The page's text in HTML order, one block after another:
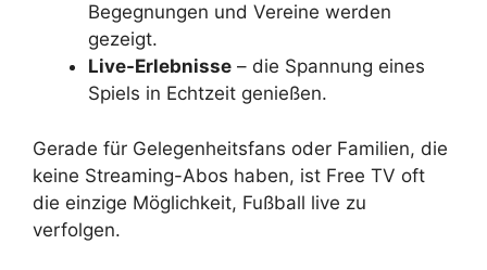
Begegnungen und Vereine werden
gezeigt.
Live-Erlebnisse – die Spannung eines
Spiels in Echtzeit genießen.
Gerade für Gelegenheitsfans oder Familien, die
keine Streaming-Abos haben, ist Free TV oft
die einzige Möglichkeit, Fußball live zu
verfolgen.